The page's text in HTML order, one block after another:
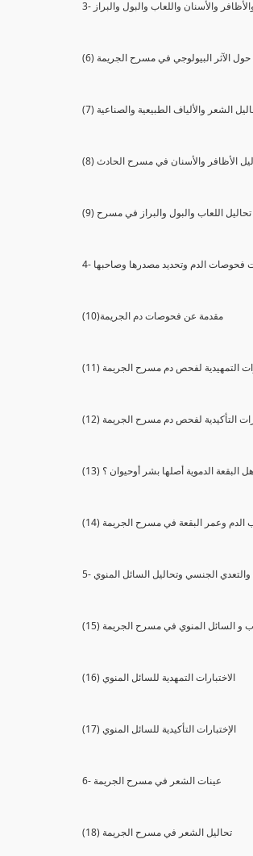
والأسنان واللعاب والبول والبراز
حول الآثر البيولوجي في مسرح الجريمة
تحاليل الشعر والألياف الطبيعية والصناعية
الأظافر والأسنان في مسرح الحادث
(9) تحاليل اللعاب والبول والبراز في مسرح
فحوصات الدم وتحديد مصدرها وصاحبها
(10)مقدمة عن فحوصات دم الجريمة
التمهيدية لفحص دم مسرح الجريمة
التأكيدية لفحص دم مسرح الجريمة
(13) هل البقعة الدموية أصلها بشر أوحيوان ؟
الدم وعمر البقعة في مسرح الجريمة
والتعدي الجنسي وتحاليل السائل المنوي
و السائل المنوي في مسرح الجريمة
(16) الاختبارات التمهدية للسائل المنوي
(17) الإختبارات التأكيدية للسائل المنوي
6- عينات الشعر في مسرح الجريمة
(18) تحاليل الشعر في مسرح الجريمة